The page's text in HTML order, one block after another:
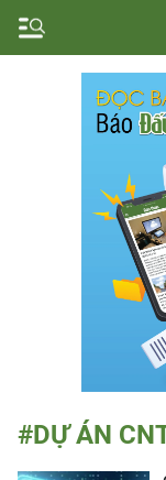
#DỰ ÁN